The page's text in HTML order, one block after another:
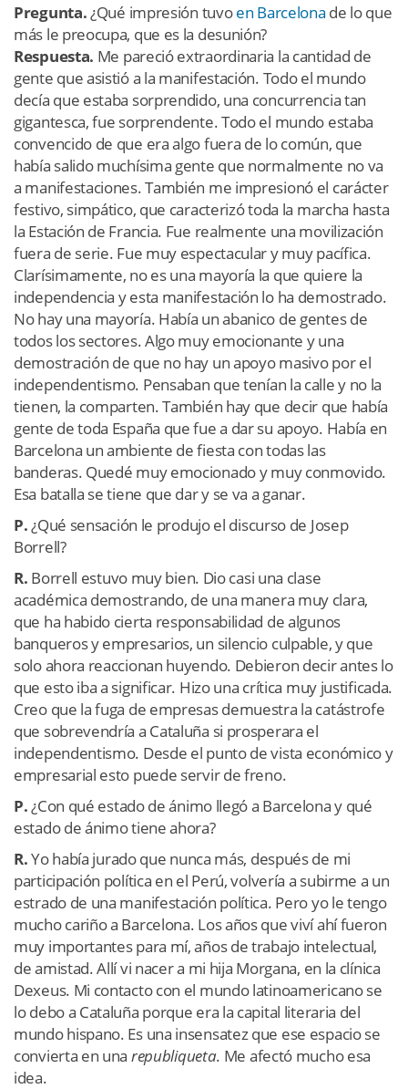
Pregunta.¿Qué impresión tuvoen Barcelona de lo que
más le preocupa, que es la desunión?
Respuesta. Me pareció extraordinaria la cantidad de
gente que asistió a la manifestación. Todo el mundo
decía que estaba sorprendido, una concurrencia tan
gigantesca, fue sorprendente. Todo el mundo estaba
convencido de que era algo fuera de lo común, que
había salido muchísima gente que normalmente no va
a manifestaciones. También me impresionó el carácter
festivo, simpático, que caracterizó toda la marcha hasta
la Estación de Francia. Fue realmente una movilización
fuera de serie. Fue muy espectacular y muy pacífica.
Clarísimamente, no es una mayoría la que quiere la
independencia y esta manifestación lo ha demostrado.
No hay una mayoría. Había un abanico de gentes de
todos los sectores. Algo muy emocionante y una
demostración de que no hay un apoyo masivo por el
independentismo. Pensaban que tenían la calle y no la
tienen, la comparten. También hay que decir que había
gente de toda España que fue a dar su apoyo. Había en
Barcelona un ambiente de fiesta con todas las
banderas. Quedé muy emocionado y muy conmovido.
Esa batalla se tiene que dar y se va a ganar.
P.¿Qué sensación le produjo el discurso de Josep
Borrell?
R. Borrell estuvo muy bien. Dio casi una clase
académica demostrando, de una manera muy clara,
que ha habido cierta responsabilidad de algunos
banqueros y empresarios, un silencio culpable, y que
solo ahora reaccionan huyendo. Debieron decir antes lo
que esto iba a significar. Hizo una crítica muy justificada.
Creo que la fuga de empresas demuestra la catástrofe
que sobrevendría a Cataluña si prosperara el
independentismo. Desde el punto de vista económico y
empresarial esto puede servir de freno.
P.¿Con qué estado de ánimo llegó a Barcelona y qué
estado de ánimo tiene ahora?
R.Yo había jurado que nunca más, después de mi
participación política en el Perú, volvería a subirme a un
estrado de una manifestación política. Pero yo le tengo
mucho cariño a Barcelona. Los años que viví ahí fueron
muy importantes para mí, años de trabajo intelectual,
de amistad. Allí vi nacer a mi hija Morgana, en la clínica
Dexeus. Mi contacto con el mundo latinoamericano se
lo debo a Cataluña porque era la capital literaria del
mundo hispano. Es una insensatez que ese espacio se
convierta en una republiqueta. Me afectó mucho esa
idea.